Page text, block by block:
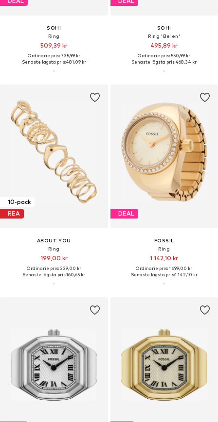
SOHI
Ring
509,39 kr
Ordinarie pris: 735,99 kr
Senaste lägsta pris:481,09 kr
SOHI
Ring 'Belen'
495,89 kr
Ordinarie pris: 550,99 kr
Senaste lägsta pris:468,34 kr
10-pack
REA
ABOUT YOU
Ring
199,00 kr
Ordinarie pris: 229,00 kr
Senaste lägsta pris:160,65 kr
DEAL
FOSSIL
Ring
1 142,10 kr
Ordinarie pris: 1 699,00 kr
Senaste lägsta pris:1 142,10 kr